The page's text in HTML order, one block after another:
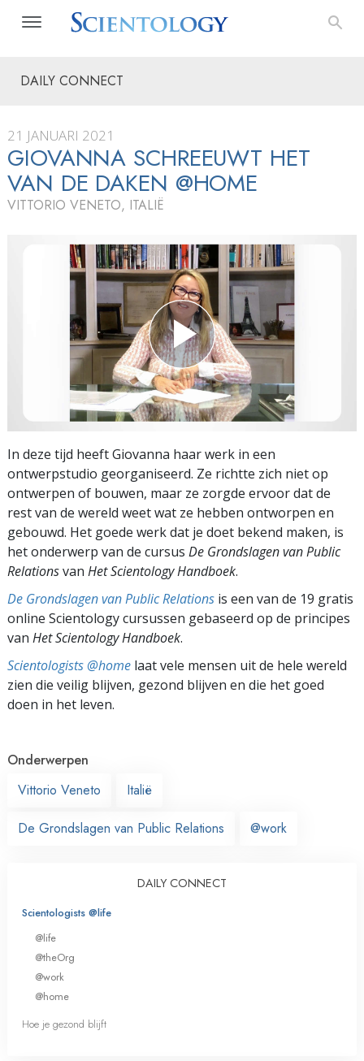
DAILY CONNECT
21 JANUARI 2021
GIOVANNA SCHREEUWT HET
VAN DE DAKEN @HOME
VITTORIO VENETO, ITALIË
In deze tijd heeft Giovanna haar werk in een
ontwerpstudio georganiseerd. Ze richtte zich niet op
ontwerpen of bouwen, maar ze zorgde ervoor dat de
rest van de wereld weet wat ze hebben ontworpen en
gebouwd. Het goede werk dat je doet bekend maken, is
het onderwerp van de cursus De Grondslagen van Public
Relationsvan Het Scientology Handboek.
De Grondslagen van Public Relations is een van de 19 gratis
online Scientology cursussen gebaseerd op de principes
van Het Scientology Handboek.
Scientologists @home laat vele mensen uit de hele wereld
zien die veilig blijven, gezond blijven en die het goed
doen in het leven.
Onderwerpen
Vittorio Veneto
Italië
De Grondslagen van Public Relations @work
DAILY CONNECT
Scientologists @life
@life
@theOrg
@work
@home
Hoe je gezond blijft